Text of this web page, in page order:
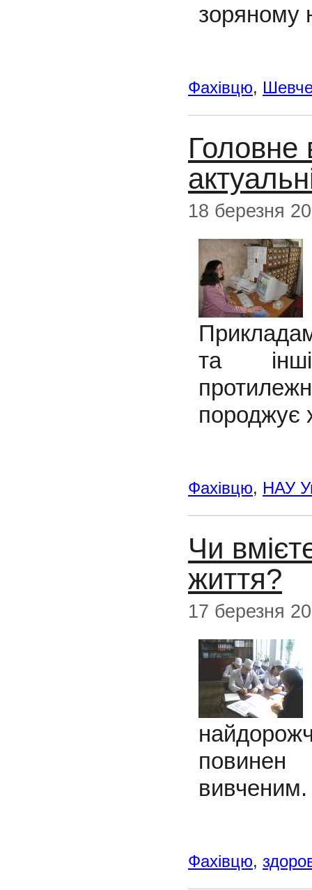
зоряному
Фахівцю,
Головне
18 березня
та
породжує
Фахівцю, НАУ
Чи
життя?
17 березня
повинен
вивченим.
Фахівцю,